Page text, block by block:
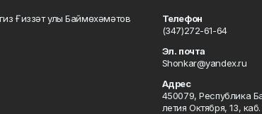
Ғиззәт улы Баймөхәмәтов
Телефон
(347)272-61-64
Эл. почта
Shonkar@yandex.ru
Адрес
450079, Республика
летия Октября, 13, каб.